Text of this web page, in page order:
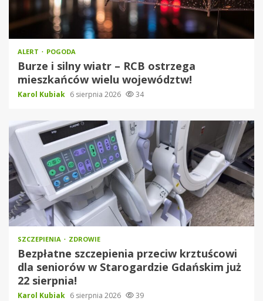
ALERT POGODA
Burze i silny wiatr – RCB ostrzega
mieszkańców wielu województw!
Karol Kubiak 6 sierpnia 2026 34
SZCZEPIENIA ZDROWIE
Bezpłatne szczepienia przeciw krztuścowi
dla seniorów w Starogardzie Gdańskim już
22 sierpnia!
Karol Kubiak 6 sierpnia 2026 39